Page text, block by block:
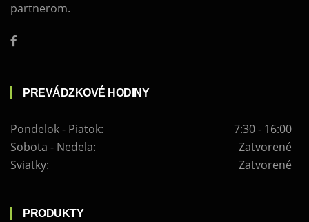
partnerom.
PREVÁDZKOVÉ HODINY
Pondelok - Piatok:
7:30 - 16:00
Sobota - Nedela:
Zatvorené
Sviatky:
Zatvorené
PRODUKTY